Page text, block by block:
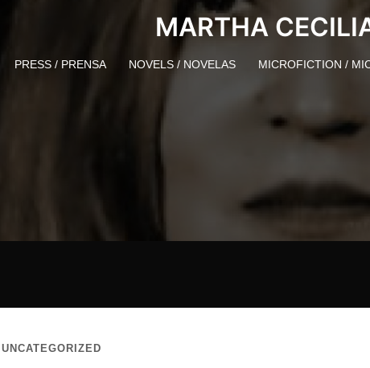
MARTHA
PRESS / PRENSA NOVELS / NOVELAS MICROFICTION /
UNCATEGORIZED